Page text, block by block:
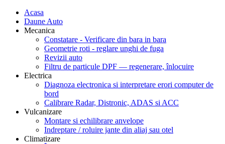
Acasa
Daune Auto
Mecanica
Constatare - Verificare din bara in bara
Geometrie roti - reglare unghi de fuga
Revizii auto
Filtru de particule DPF — regenerare, înlocuire
Electrica
Diagnoza electronica si interpretare erori computer de
bord
Calibrare Radar, Distronic, ADAS si ACC
Vulcanizare
Montare si echilibrare anvelope
Indreptare / roluire jante din aliaj sau otel
Climatizare